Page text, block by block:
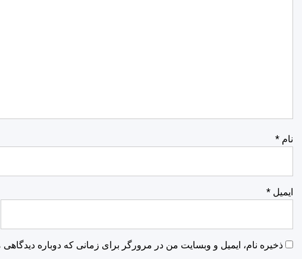
نام *
ایمیل *
ذخیره نام، ایمیل و وبسایت من در مرورگر برای زمانی که دوباره